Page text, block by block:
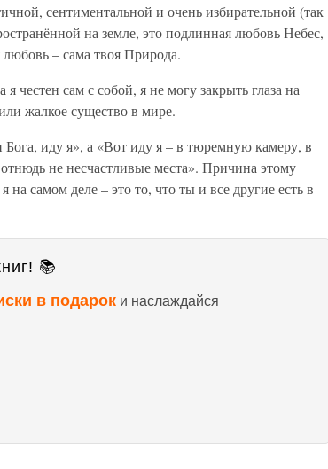
сентиментальной и очень избирательной (так
на земле, это подлинная любовь Небес,
– сама твоя Природа.
честен сам с собой, я не могу закрыть глаза на
жалкое существо в мире.
иду я», а «Вот иду я – в тюремную камеру, в
не несчастливые места». Причина этому
самом деле – это то, что ты и все другие есть в
📚
в подарок и наслаждайся